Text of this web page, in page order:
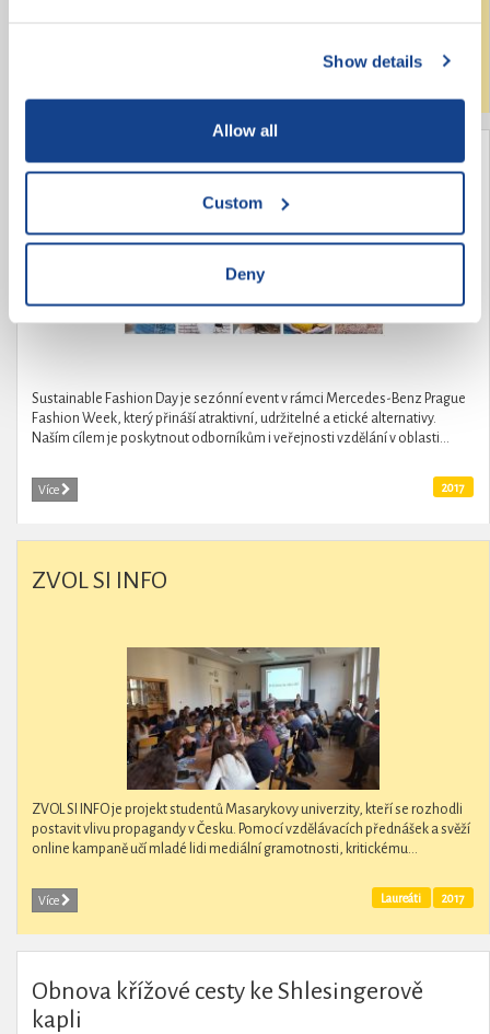
Show details
Allow all
Custom
Deny
Módní revolucionářka Kamila Boudová -
organizátorka Sustainable Fashion Day
Sustainable Fashion Day je sezónní event v rámci Mercedes-Benz Prague
Fashion Week, který přináší atraktivní, udržitelné a etické alternativy.
Naším cílem je poskytnout odborníkům i veřejnosti vzdělání v oblasti...
Více 2017
ZVOL SI INFO
ZVOL SI INFO je projekt studentů Masarykovy univerzity, kteří se rozhodli
postavit vlivu propagandy v Česku. Pomocí vzdělávacích přednášek a svěží
online kampaně učí mladé lidi mediální gramotnosti, kritickému...
Více 2017
Laureáti
Obnova křížové cesty ke Shlesingerově
kapli